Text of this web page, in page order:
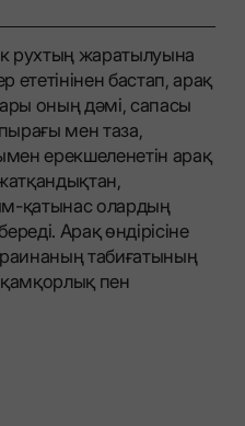
рухтың жаратылуына
ететінінен бастап, арақ
оның дәмі, сапасы
мен таза,
ерекшеленетін арақ
қатынас олардың
Арақ өндірісіне
табиғатының
қамқорлық пен